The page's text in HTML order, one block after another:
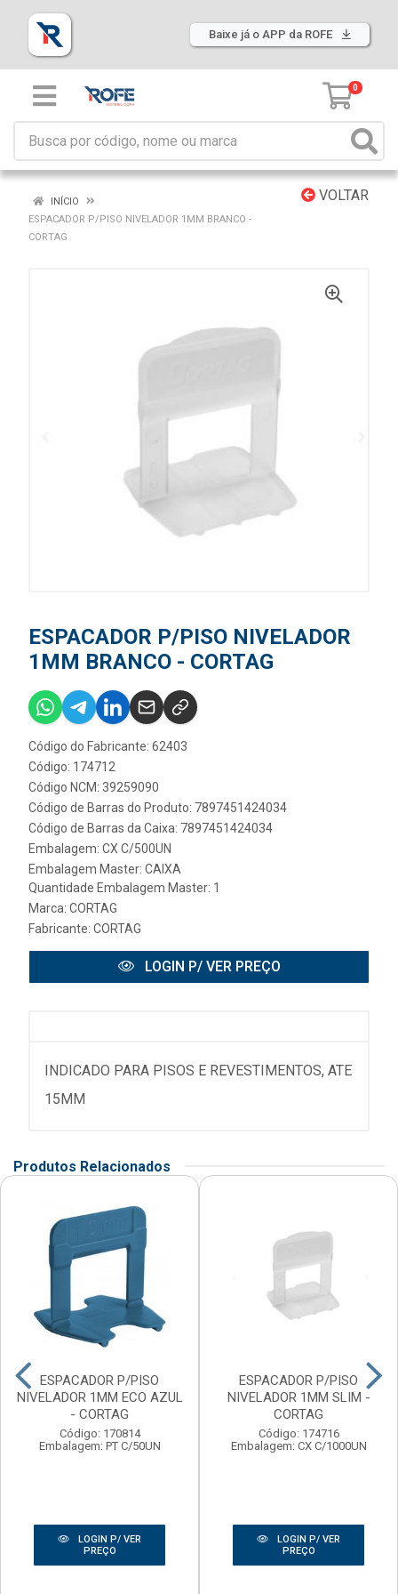
Baixe já o APP da ROFE
0
VOLTAR
INÍCIO
ESPACADOR P/PISO NIVELADOR 1MM BRANCO -
CORTAG
ESPACADOR P/PISO NIVELADOR
1MM BRANCO - CORTAG
Código do Fabricante: 62403
Código: 174712
Código NCM: 39259090
Código de Barras do Produto: 7897451424034
Código de Barras da Caixa: 7897451424034
Embalagem: CX C/500UN
Embalagem Master: CAIXA
Quantidade Embalagem Master: 1
Marca: CORTAG
Fabricante: CORTAG
LOGIN P/ VER PREÇO
INDICADO PARA PISOS E REVESTIMENTOS, ATE
15MM
Produtos Relacionados
ESPACADOR P/PISO
NIVELADOR 1MM ECO AZUL
- CORTAG
Código: 170814
Embalagem: PT C/50UN
LOGIN P/ VER
PREÇO
ESPACADOR P/PISO
NIVELADOR 1MM SLIM -
CORTAG
Código: 174716
Embalagem: CX C/1000UN
LOGIN P/ VER
PREÇO